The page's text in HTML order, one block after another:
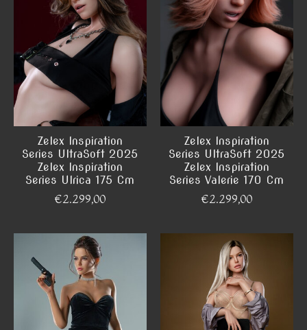
Zelex Inspiration
Series UltraSoft 2025
Zelex Inspiration
Series Ulrica 175 Cm
€2.299,00
Zelex Inspiration
Series UltraSoft 2025
Zelex Inspiration
Series Valerie 170 Cm
€2.299,00